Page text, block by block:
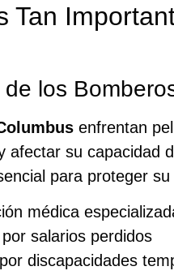
Tan
los
enfrentan
afectar su capacidad
para proteger
médica
salarios perdidos
discapacidades